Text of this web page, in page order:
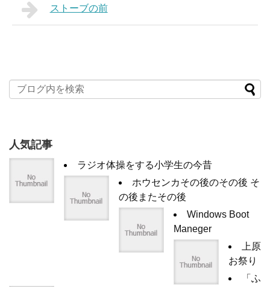
ストーブの前
人気記事
ラジオ体操をする小学生の今昔
ホウセンカその後のその後 そ
の後またその後
Windows Boot
Maneger
上原
お祭り
「ふ